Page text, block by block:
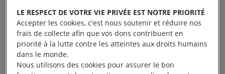
Des décisions plus qu’inquiétantes.
C’est le 25 octobre que le ministre gambien de
l’Information a annoncé le retrait de la Gambie de la
Cour pénale internationale (CPI).
LE RESPECT DE VOTRE VIE PRIVÉE EST NOTRE PRIORITÉ
Accepter les cookies, c'est nous soutenir et réduire nos
frais de collecte afin que vos dons contribuent en
priorité à la lutte contre les atteintes aux droits humains
dans le monde.
Nous utilisons des cookies pour assurer le bon